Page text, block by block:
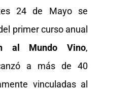
24 de Mayo se
primer curso anual
al Mundo Vino,
a más de 40
vinculadas al